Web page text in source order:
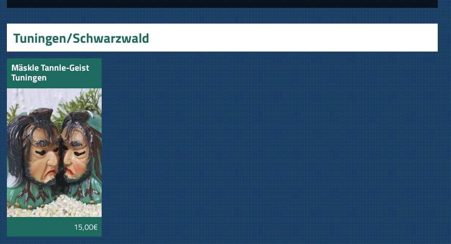
Tuningen/Schwarzwald
Mäskle Tannle-Geist
Tuningen
15,00€